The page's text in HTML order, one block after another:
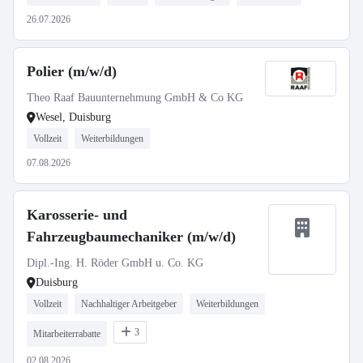
26.07.2026
Polier (m/w/d)
Theo Raaf Bauunternehmung GmbH & Co KG
Wesel, Duisburg
Vollzeit Weiterbildungen
07.08.2026
Karosserie- und
Fahrzeugbaumechaniker (m/w/d)
Dipl.-Ing. H. Röder GmbH u. Co. KG
Duisburg
Vollzeit Nachhaltiger Arbeitgeber Weiterbildungen
Mitarbeiterrabatte 3
02.08.2026